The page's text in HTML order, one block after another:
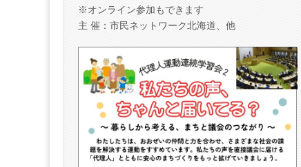
※オンライン参加もできます
主 催：市民ネットワーク北海道、他